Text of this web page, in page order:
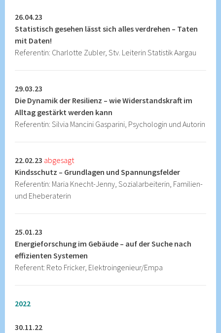
26.04.23
Statistisch gesehen lässt sich alles verdrehen – Taten
mit Daten!
Referentin: Charlotte Zubler, Stv. Leiterin Statistik Aargau
29.03.23
Die Dynamik der Resilienz – wie Widerstandskraft im
Alltag gestärkt werden kann
Referentin: Silvia Mancini Gasparini, Psychologin und Autorin
22.02.23 abgesagt
Kindsschutz – Grundlagen und Spannungsfelder
Referentin: Maria Knecht-Jenny, Sozialarbeiterin, Familien-
und Eheberaterin
25.01.23
Energieforschung im Gebäude – auf der Suche nach
effizienten Systemen
Referent: Reto Fricker, Elektroingenieur/Empa
2022
30.11.22